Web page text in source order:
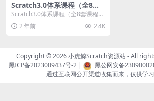
Scratch3.0体系课程（全8套
课程，含课件、讲义、源代
码）
Scratch3.0体系课程（全8套课程，
含课件、讲义、源代码） 下载方
式：百度...
2 年前 2.4K
Copyright © 2026小虎鲸Scratch资源站- All
黑ICP备2023009437号-2| 黑公网安备
通过互联网公开渠道收集而来，仅供学